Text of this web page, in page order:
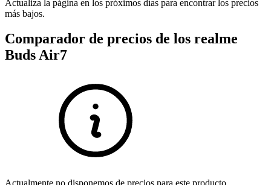
Actualiza la página en los próximos días para encontrar los precios
más bajos.
Comparador de precios de los realme
Buds Air7